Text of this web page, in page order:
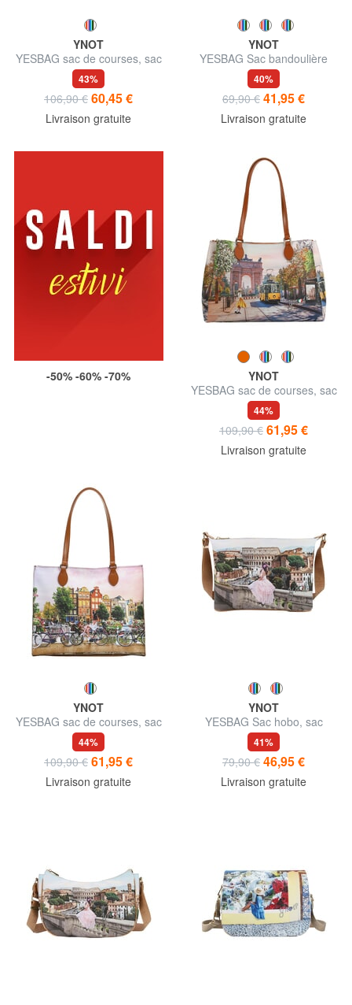
YNOT
YESBAG sac de courses, sac
bandoulière
43%
106,90 € 60,45 €
Livraison gratuite
YNOT
YESBAG Sac bandoulière
Hobo
40%
69,90 € 41,95 €
Livraison gratuite
-50% -60% -70%
YNOT
YESBAG sac de courses, sac
bandoulière
44%
109,90 € 61,95 €
Livraison gratuite
YNOT
YESBAG sac de courses, sac
bandoulière
44%
109,90 € 61,95 €
Livraison gratuite
YNOT
YESBAG Sac hobo, sac
bandoulière
41%
79,90 € 46,95 €
Livraison gratuite